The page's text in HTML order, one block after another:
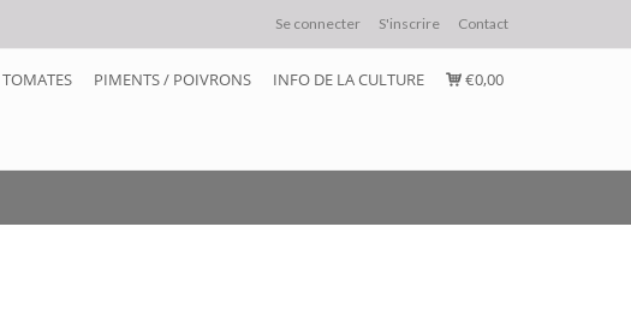
Se connecter S'inscrire Contact
TOMATES PIMENTS / POIVRONS INFO DE LA CULTURE €0,00